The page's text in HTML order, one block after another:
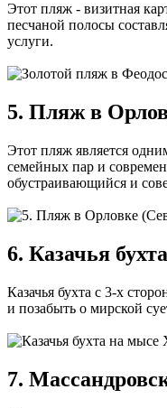
Этот пляж - визитная
песчаной полосы
услуги.
5. Пляж в
Этот пляж является
семейных пар и
обустраивающийся и
6. Казачья
Казачья бухта с 3-х
и позабыть о мирской
7.